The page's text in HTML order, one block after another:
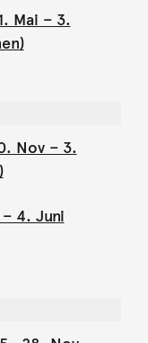
Mai – 3.
Nov – 3.
4. Juni